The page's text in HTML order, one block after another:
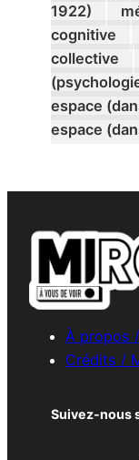
1922)
cognitive
collective
espace
espace
À propos
Crédits /
Suivez-nous